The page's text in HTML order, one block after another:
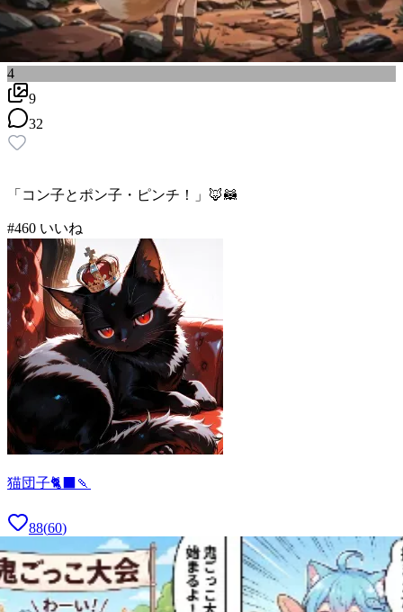
4
9
32
「コン子とポン子・ピンチ！」🦊🦝
#460 いいね
猫団子🐈‍⬛🍡
88(60)